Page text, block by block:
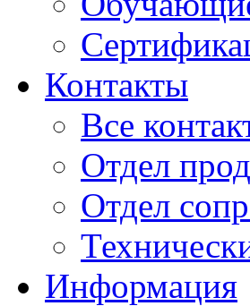
Контакты
Все
Отдел
Отдел
Информация